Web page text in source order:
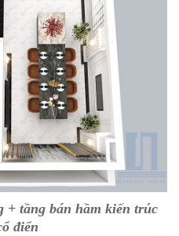
+ tầng bán hầm kiến trúc
điển